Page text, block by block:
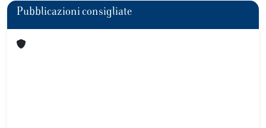
Pubblicazioni consigliate